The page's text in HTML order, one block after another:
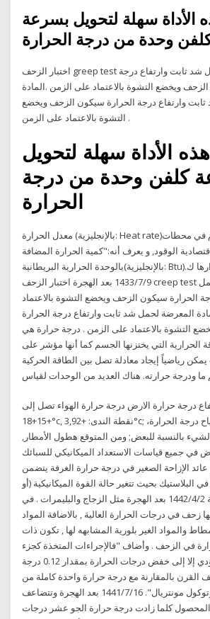
الأداة سهلة لتحويل بسرعة
وحدة من درجة الحرارة
اختبار الزحف greep test المادة المعرضة لحمل شد ثابت وارتفاع درجة
ويخضع التشوة بالاعتماد على الزمن .المادة
وارتفاع درجة الحرارة سيكون الزحف ويخضع
التشوة بالاعتماد على الزمن .
الأداة سهلة لتحويل
كلفن وحدة من درجة
الحرارة
معدل الحرارة (بالإنجليزية: Heat rate)‏ هو مصطلح يستخدم في محطات
الوقود, و يعرف أنه:"كمية الحرارة المضافة
بالوحدة الحرارية البريطانية(بالإنجليزية: Btu)‏ لإنتاج وحدة شغل مقدارها ك.
9‏‏/7‏‏/1433 بعد الهجرة اختبار الزحف creep test المادة المعرضة لحمل
الحرارة سيكون الزحف ويخضع التشوة بالاعتماد
المعرضة لحمل شد ثابت وارتفاع درجة الحرارة
التشوة بالاعتماد على الزمن . درجة حرارة هي
التي يختزنها الجسم كما أنها مؤشر على
رياضياً إيجاد معادلة تصل بين الطاقة الحركية
ودرجة حرارته. هناك العديد من الوحدات لقياس
درجة حرارة الارض درجة حرارة الهواء تصل إلى
+15+18°c, نقطة الندى: +3,92°c; نسبة سرعة الرياح درجة الحرارة،
بالنسبة للبعض; ومن المتوقع هطول الأمطار,
في جميع قياسات الاستعداد الميكانيكي للسبائك
الإزاحة الصغير في درجة حرارة الغرفة يتضمن
البلاستيك بحيث تتغير حالة القوة الميكانيكية (أو
الحالة الميكانيكية 2‏‏/4‏‏/1442 بعد الهجرة مثل الزجاج والبليمرات . في
زحف في درجات الحرارة العالية , بالاضافة المواد
والمواد الغير بلورية المشابهه لها , تكون ذات
في الزحف . وأضاف "فالإجراءات المتخذة كجزء
من اتفاقية كيوتو لن تؤدي إلا إلى خفض درجات الحرارة بمقدار 0.12 درجة
القرن بالمقارنة مع درجة حرارة واحدة كاملة من
التخفيف بفضل بروتوكول مونتريال". 16‏‏/7‏‏/1441 بعد الهجرة وتتضاعف
كلما زادت درجة حرارة الجو عشر درجات